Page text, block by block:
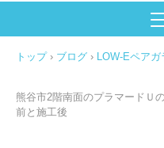
トップ › ブログ › LOW-Eペアガ
熊谷市2階南面のプラマードＵ
前と施工後